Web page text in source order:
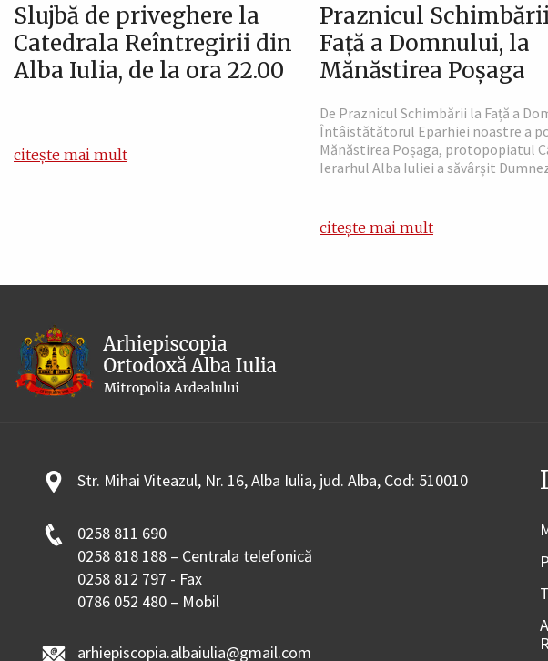
Slujbă de priveghere la
Catedrala Reîntregirii din
Alba Iulia, de la ora 22.00
citește mai mult
Praznicul
Față a Domnului, la
Mănăstirea Poșaga
De Praznicul Schimbării la Față a
Întâistătătorul Eparhiei noastre a
Mănăstirea Poșaga, protopopiatul
Ierarhul Alba Iuliei a săvârșit
citește mai mult
Str. Mihai Viteazul, Nr. 16, Alba Iulia, jud. Alba, Cod: 510010
0258 811 690
0258 818 188 – Centrala telefonică
0258 812 797 - Fax
0786 052 480 – Mobil
arhiepiscopia.albaiulia@gmail.com